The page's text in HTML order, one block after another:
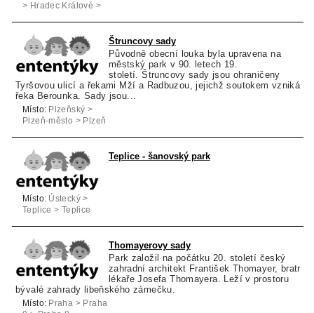
> Hradec Králové >
Štruncovy sady
Původně obecní louka byla upravena na
městský park v 90. letech 19.
století. Štruncovy sady jsou ohraničeny
Tyršovou ulicí a řekami Mží a Radbuzou, jejichž soutokem vzniká
řeka Berounka. Sady jsou...
Místo: Plzeňský >
Plzeň-město > Plzeň
Teplice - šanovský park
Místo: Ústecký >
Teplice > Teplice
Thomayerovy sady
Park založil na počátku 20. století český
zahradní architekt František Thomayer, bratr
lékaře Josefa Thomayera. Leží v prostoru
bývalé zahrady libeňského zámečku.
Místo: Praha > Praha